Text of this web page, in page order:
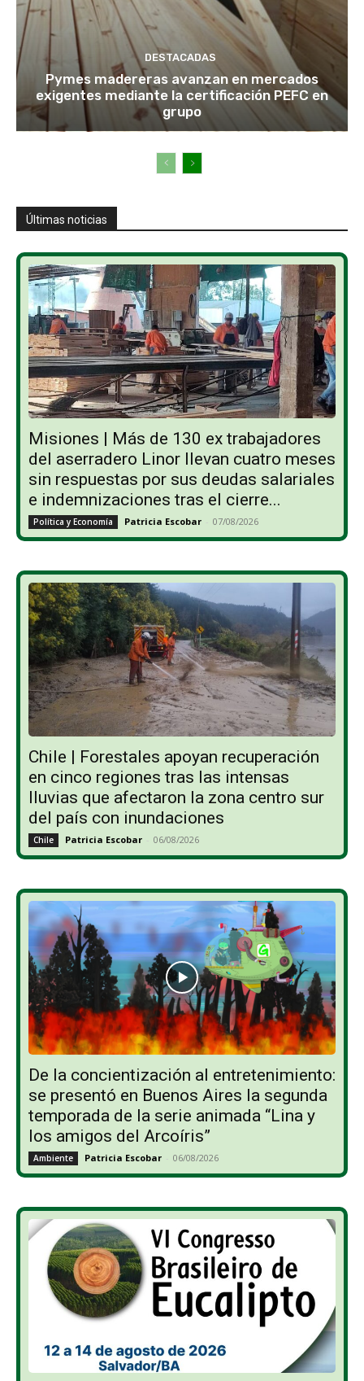
DESTACADAS
Pymes madereras avanzan en mercados
exigentes mediante la certificación PEFC en
grupo
Últimas noticias
Misiones | Más de 130 ex trabajadores
del aserradero Linor llevan cuatro meses
sin respuestas por sus deudas salariales
e indemnizaciones tras el cierre...
Política y Economía Patricia Escobar - 07/08/2026
Chile | Forestales apoyan recuperación
en cinco regiones tras las intensas
lluvias que afectaron la zona centro sur
del país con inundaciones
Chile Patricia Escobar - 06/08/2026
De la concientización al entretenimiento:
se presentó en Buenos Aires la segunda
temporada de la serie animada “Lina y
los amigos del Arcoíris”
Ambiente Patricia Escobar - 06/08/2026